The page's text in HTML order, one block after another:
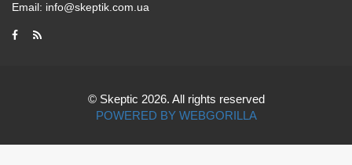
Email: info@skeptik.com.ua
© Skeptic 2026. All rights reserved
POWERED BY WEBGORILLA